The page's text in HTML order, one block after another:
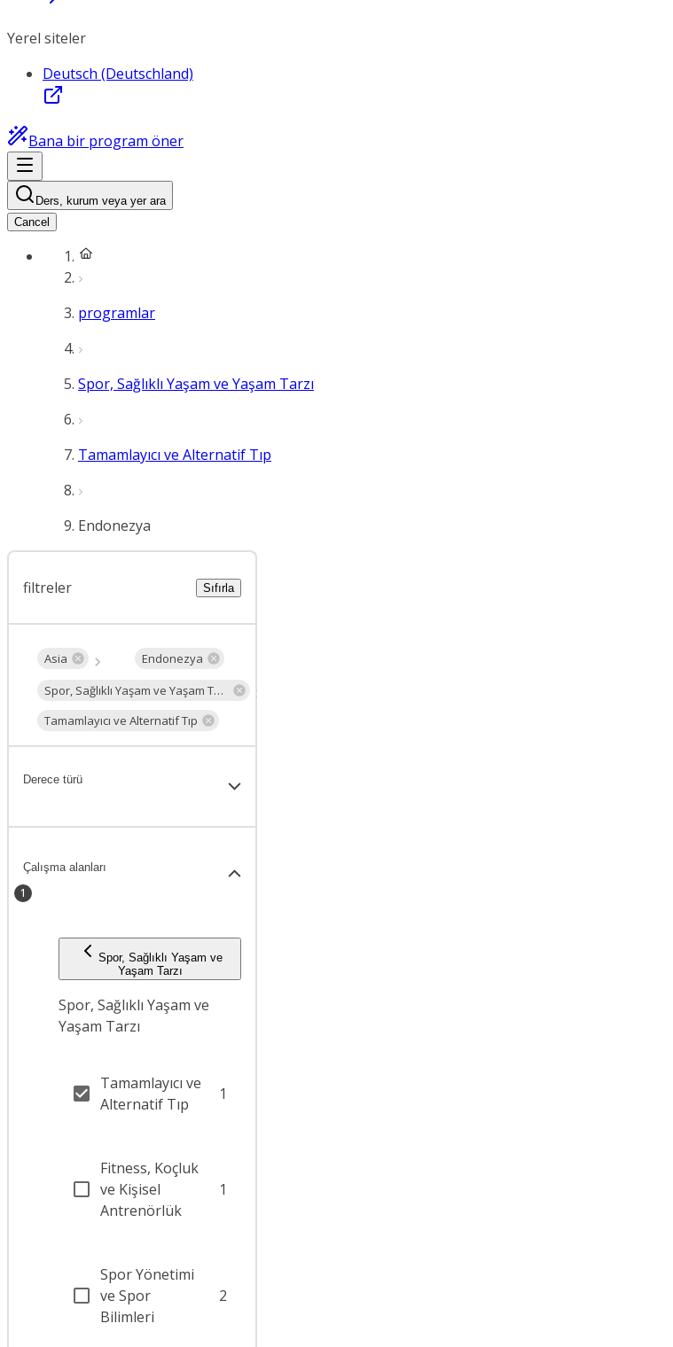
Yerel siteler
Deutsch (Deutschland)
Bana bir program öner
Ders, kurum veya yer ara
Cancel
programlar
Spor, Sağlıklı Yaşam ve Yaşam Tarzı
Tamamlayıcı ve Alternatif Tıp
Endonezya
filtreler Sıfırla
Asia
Endonezya
Spor, Sağlıklı Yaşam ve Yaşam Tarzı
Tamamlayıcı ve Alternatif Tıp
Derece türü
Çalışma alanları
1
Spor, Sağlıklı Yaşam ve
Yaşam Tarzı
Spor, Sağlıklı Yaşam ve
Yaşam Tarzı
Tamamlayıcı ve
Alternatif Tıp
1
Fitness, Koçluk
ve Kişisel
Antrenörlük
1
Spor Yönetimi
ve Spor
Bilimleri
2